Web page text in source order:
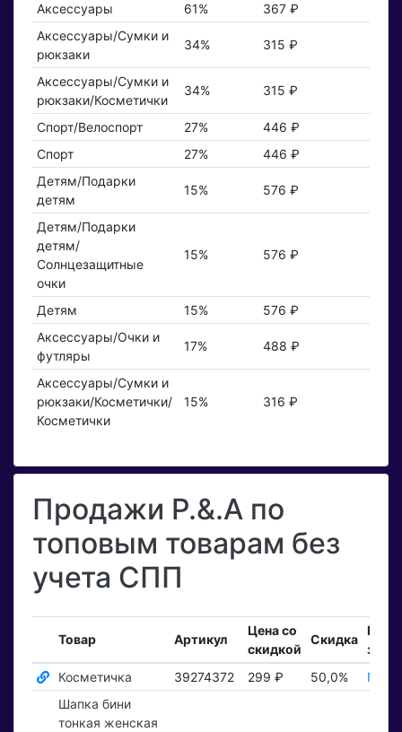
Аксессуары 61%
367 ₽
Аксессуары/Сумки и
рюкзаки
34% 315 ₽
Аксессуары/Сумки и
рюкзаки/Косметички
34% 315 ₽
Спорт/Велоспорт 27%
446 ₽
Спорт
27%
446 ₽
Детям/Подарки
детям
15% 576 ₽
Детям/Подарки
детям/
Солнцезащитные
очки
15% 576 ₽
Детям 15%
576 ₽
Аксессуары/Очки и
футляры
17% 488 ₽
Аксессуары/Сумки и
рюкзаки/Косметички/
Косметички
15% 316 ₽
Продажи P.&.A по
топовым товарам без
учета СПП
Товар Артикул
Цена со
скидкой
Скидка
Косметичка
39274372 299 ₽ 50,0%
Шапка бини
тонкая женская